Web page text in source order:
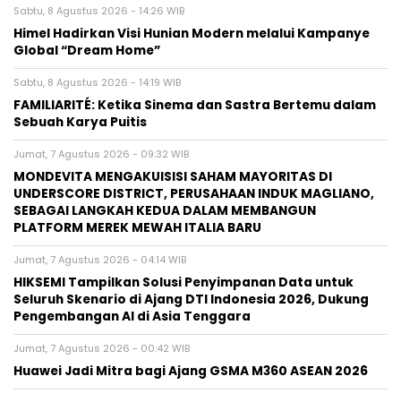
Sabtu, 8 Agustus 2026 - 14:26 WIB
Himel Hadirkan Visi Hunian Modern melalui Kampanye
Global “Dream Home”
Sabtu, 8 Agustus 2026 - 14:19 WIB
FAMILIARITÉ: Ketika Sinema dan Sastra Bertemu dalam
Sebuah Karya Puitis
Jumat, 7 Agustus 2026 - 09:32 WIB
MONDEVITA MENGAKUISISI SAHAM MAYORITAS DI
UNDERSCORE DISTRICT, PERUSAHAAN INDUK MAGLIANO,
SEBAGAI LANGKAH KEDUA DALAM MEMBANGUN
PLATFORM MEREK MEWAH ITALIA BARU
Jumat, 7 Agustus 2026 - 04:14 WIB
HIKSEMI Tampilkan Solusi Penyimpanan Data untuk
Seluruh Skenario di Ajang DTI Indonesia 2026, Dukung
Pengembangan AI di Asia Tenggara
Jumat, 7 Agustus 2026 - 00:42 WIB
Huawei Jadi Mitra bagi Ajang GSMA M360 ASEAN 2026